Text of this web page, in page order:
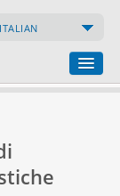
ITALIAN